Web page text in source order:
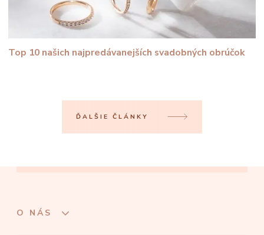
Top 10 našich najpredávanejších svadobných obrúčok
ĎALŠIE ČLÁNKY
O NÁS